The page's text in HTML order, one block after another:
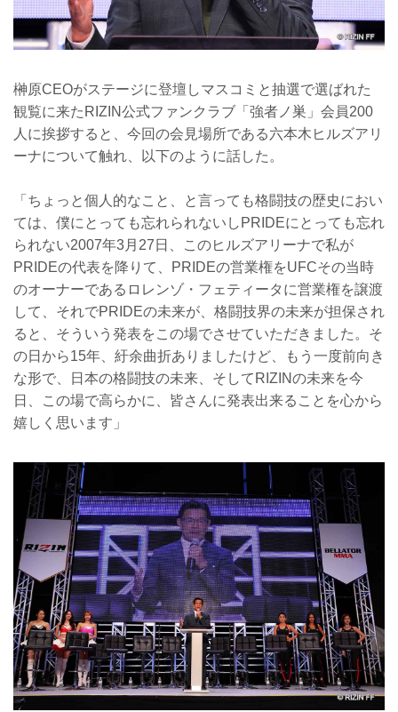
榊原CEOがステージに登壇しマスコミと抽選で選ばれた
観覧に来たRIZIN公式ファンクラブ「強者ノ巣」会員200
人に挨拶すると、今回の会見場所である六本木ヒルズアリ
ーナについて触れ、以下のように話した。
「ちょっと個人的なこと、と言っても格闘技の歴史におい
ては、僕にとっても忘れられないしPRIDEにとっても忘れ
られない2007年3月27日、このヒルズアリーナで私が
PRIDEの代表を降りて、PRIDEの営業権をUFCその当時
のオーナーであるロレンゾ・フェティータに営業権を譲渡
して、それでPRIDEの未来が、格闘技界の未来が担保され
ると、そういう発表をこの場でさせていただきました。そ
の日から15年、紆余曲折ありましたけど、もう一度前向き
な形で、日本の格闘技の未来、そしてRIZINの未来を今
日、この場で高らかに、皆さんに発表出来ることを心から
嬉しく思います」